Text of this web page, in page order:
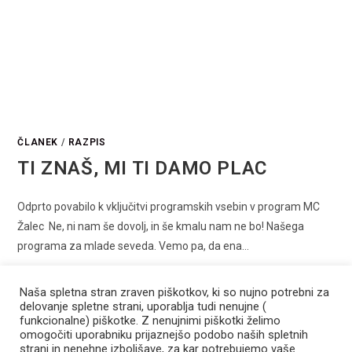
ČLANEK / RAZPIS
TI ZNAŠ, MI TI DAMO PLAC
Odprto povabilo k vključitvi programskih vsebin v program MC
Žalec Ne, ni nam še dovolj, in še kmalu nam ne bo! Našega
programa za mlade seveda. Vemo pa, da ena…
0 COMMENTS 22 JUNIJA, 2026
Naša spletna stran zraven piškotkov, ki so nujno potrebni za
delovanje spletne strani, uporablja tudi nenujne (
funkcionalne) piškotke. Z nenujnimi piškotki želimo
omogočiti uporabniku prijaznejšo podobo naših spletnih
strani in nenehne izboljšave, za kar potrebujemo vaše